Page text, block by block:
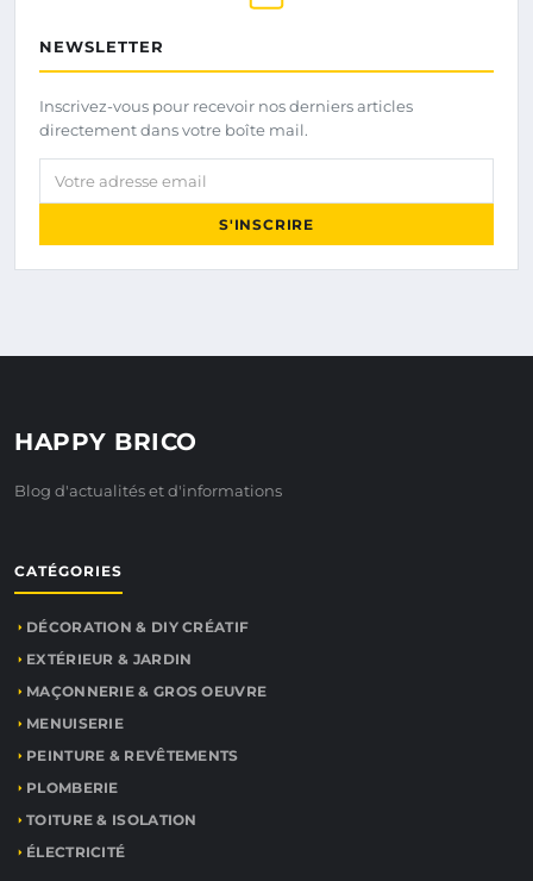
NEWSLETTER
Inscrivez-vous pour recevoir nos derniers articles
directement dans votre boîte mail.
Votre adresse email
S'INSCRIRE
HAPPY BRICO
Blog d'actualités et d'informations
CATÉGORIES
DÉCORATION & DIY CRÉATIF
EXTÉRIEUR & JARDIN
MAÇONNERIE & GROS OEUVRE
MENUISERIE
PEINTURE & REVÊTEMENTS
PLOMBERIE
TOITURE & ISOLATION
ÉLECTRICITÉ